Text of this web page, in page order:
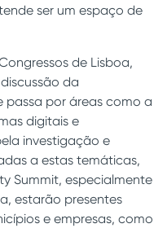
ser um espaço de
de Lisboa,
da
por áreas como a
digitais e
investigação e
a estas temáticas,
Summit, especialmente
estarão presentes
e empresas, como